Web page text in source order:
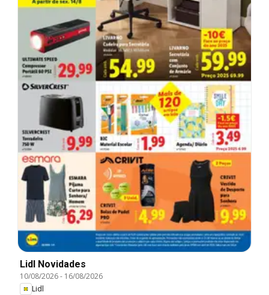
Lidl Novidades
10/08/2026- 16/08/2026
Lidl